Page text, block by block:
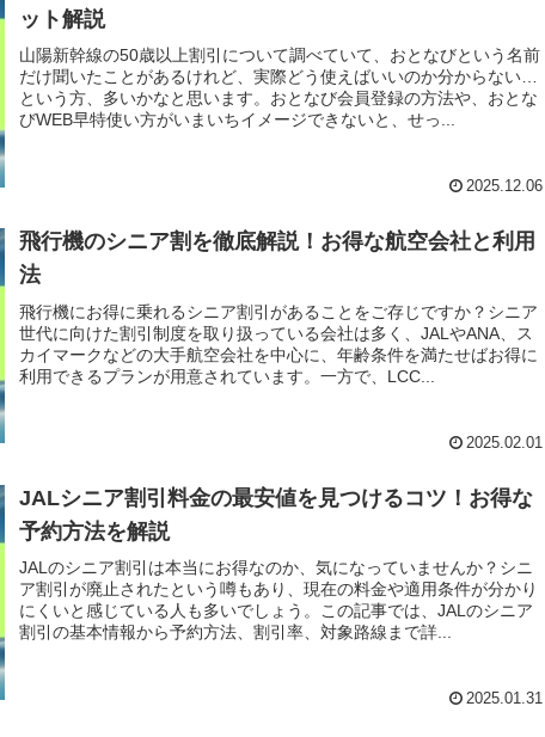
ット解説
山陽新幹線の50歳以上割引について調べていて、おとなびという名前
だけ聞いたことがあるけれど、実際どう使えばいいのか分からない…
という方、多いかなと思います。おとなび会員登録の方法や、おとな
びWEB早特使い方がいまいちイメージできないと、せっ...
2025.12.06
飛行機のシニア割を徹底解説！お得な航空会社と利用
法
飛行機にお得に乗れるシニア割引があることをご存じですか？シニア
世代に向けた割引制度を取り扱っている会社は多く、JALやANA、ス
カイマークなどの大手航空会社を中心に、年齢条件を満たせばお得に
利用できるプランが用意されています。一方で、LCC...
2025.02.01
JALシニア割引料金の最安値を見つけるコツ！お得な
予約方法を解説
JALのシニア割引は本当にお得なのか、気になっていませんか？シニ
ア割引が廃止されたという噂もあり、現在の料金や適用条件が分かり
にくいと感じている人も多いでしょう。この記事では、JALのシニア
割引の基本情報から予約方法、割引率、対象路線まで詳...
2025.01.31